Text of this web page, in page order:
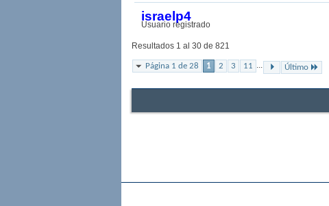
israelp4
Usuario registrado
Resultados 1 al 30 de 821
Página 1 de 28 1 2 3 11 ... Último